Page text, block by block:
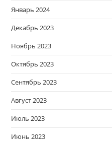
Январь 2024
Декабрь 2023
Ноябрь 2023
Октябрь 2023
Сентябрь 2023
Август 2023
Июль 2023
Июнь 2023